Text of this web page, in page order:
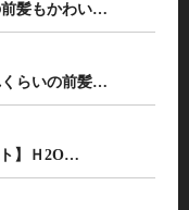
髪もかわい…
くらいの前髪…
ト】Ｈ2O…